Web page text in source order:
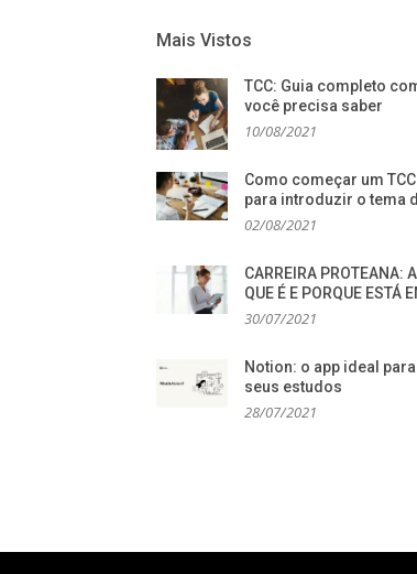
Mais Vistos
TCC: Guia completo
você precisa saber
10/08/2021
Como começar um
para introduzir o tema
02/08/2021
CARREIRA PROTEANA:
QUE É E PORQUE ESTÁ
30/07/2021
Notion: o app ideal
seus estudos
28/07/2021